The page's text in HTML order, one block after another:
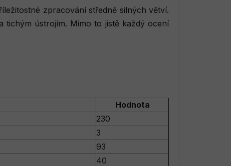
zpracování středně silných větví.
ústrojím. Mimo to jistě každý ocení
Hodnota
230
3
93
40